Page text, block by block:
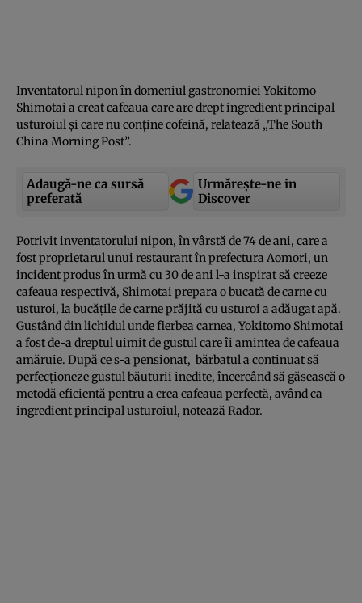
Inventatorul nipon în domeniul gastronomiei Yokitomo
Shimotai a creat cafeaua care are drept ingredient principal
usturoiul şi care nu conţine cofeină, relatează „The South
China Morning Post”.
Adaugă-ne ca sursă
preferată
Urmărește-ne in
Discover
Potrivit inventatorului nipon, în vârstă de 74 de ani, care a
fost proprietarul unui restaurant în prefectura Aomori, un
incident produs în urmă cu 30 de ani l-a inspirat să creeze
cafeaua respectivă, Shimotai prepara o bucată de carne cu
usturoi, la bucăţile de carne prăjită cu usturoi a adăugat apă.
Gustând din lichidul unde fierbea carnea, Yokitomo Shimotai
a fost de-a dreptul uimit de gustul care îi amintea de cafeaua
amăruie. După ce s-a pensionat, bărbatul a continuat să
perfecţioneze gustul băuturii inedite, încercând să găsească o
metodă eficientă pentru a crea cafeaua perfectă, având ca
ingredient principal usturoiul, notează Rador.